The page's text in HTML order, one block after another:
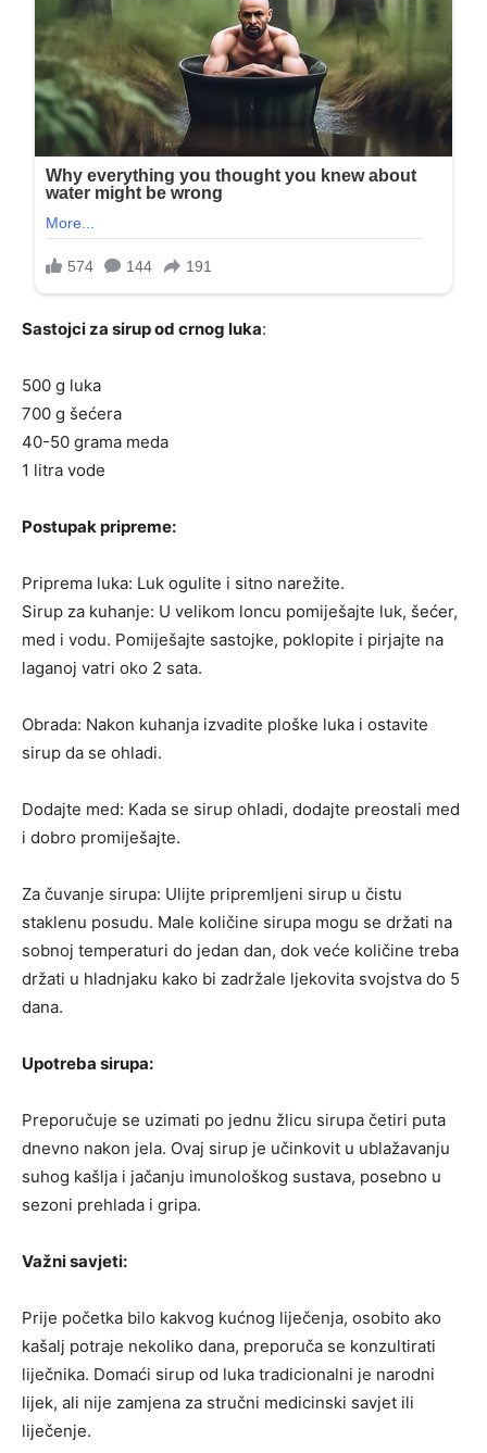
Sastojci za sirup od crnog luka:
500 g luka
700 g šećera
40-50 grama meda
1 litra vode
Postupak pripreme:
Priprema luka: Luk ogulite i sitno narežite.
Sirup za kuhanje: U velikom loncu pomiješajte luk, šećer,
med i vodu. Pomiješajte sastojke, poklopite i pirjajte na
laganoj vatri oko 2 sata.
Obrada: Nakon kuhanja izvadite ploške luka i ostavite
sirup da se ohladi.
Dodajte med: Kada se sirup ohladi, dodajte preostali med
i dobro promiješajte.
Za čuvanje sirupa: Ulijte pripremljeni sirup u čistu
staklenu posudu. Male količine sirupa mogu se držati na
sobnoj temperaturi do jedan dan, dok veće količine treba
držati u hladnjaku kako bi zadržale ljekovita svojstva do 5
dana.
Upotreba sirupa:
Preporučuje se uzimati po jednu žlicu sirupa četiri puta
dnevno nakon jela. Ovaj sirup je učinkovit u ublažavanju
suhog kašlja i jačanju imunološkog sustava, posebno u
sezoni prehlada i gripa.
Važni savjeti:
Prije početka bilo kakvog kućnog liječenja, osobito ako
kašalj potraje nekoliko dana, preporuča se konzultirati
liječnika. Domaći sirup od luka tradicionalni je narodni
lijek, ali nije zamjena za stručni medicinski savjet ili
liječenje.